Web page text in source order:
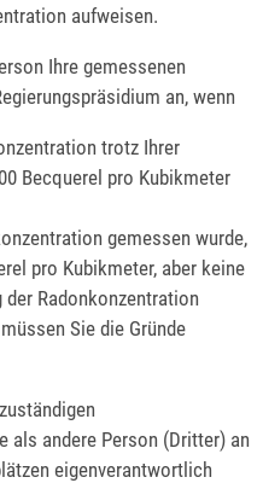
aufweisen.
Ihre gemessenen
an, wenn
trotz Ihrer
Becquerel pro Kubikmeter
gemessen wurde,
pro Kubikmeter, aber keine
der Radonkonzentration
Sie die Gründe
als andere Person (Dritter) an
eigenverantwortlich